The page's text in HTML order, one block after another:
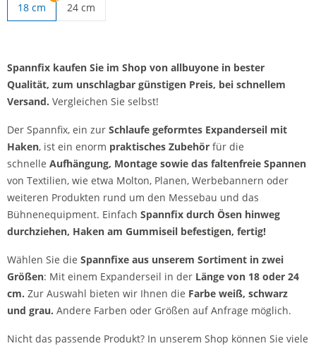
18 cm
24 cm
Spannfix kaufen Sie im Shop von allbuyone in bester
Qualität, zum unschlagbar günstigen Preis, bei schnellem
Versand. Vergleichen Sie selbst!
Der Spannfix, ein zur Schlaufe geformtes Expanderseil mit
Haken, ist ein enorm praktisches Zubehör für die
schnelle Aufhängung, Montage sowie das faltenfreie Spannen
von Textilien, wie etwa Molton, Planen, Werbebannern oder
weiteren Produkten rund um den Messebau und das
Bühnenequipment. Einfach Spannfix durch Ösen hinweg
durchziehen, Haken am Gummiseil befestigen, fertig!
Wählen Sie die Spannfixe aus unserem Sortiment in zwei
Größen: Mit einem Expanderseil in der Länge von 18 oder 24
cm. Zur Auswahl bieten wir Ihnen die Farbe weiß, schwarz
und grau. Andere Farben oder Größen auf Anfrage möglich.
Nicht das passende Produkt? In unserem Shop können Sie viele